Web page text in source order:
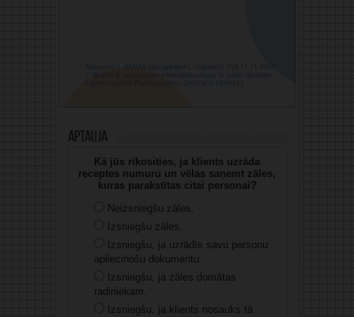
Aptauja
Kā jūs rīkosities, ja klients uzrāda
receptes numuru un vēlas saņemt zāles,
kuras parakstītas citai personai?
Neizsniegšu zāles.
Izsniegšu zāles.
Izsniegšu, ja uzrādīs savu personu
apliecinošu dokumentu.
Izsniegšu, ja zāles domātas
radiniekam.
Izsniegšu, ja klients nosauks tā